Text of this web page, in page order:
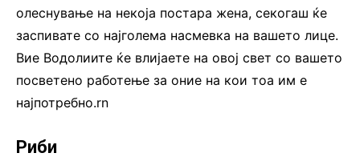
олеснување на некоја постара жена, секогаш ќе
заспивате со најголема насмевка на вашето лице.
Вие Водолиите ќе влијаете на овој свет со вашето
посветено работење за оние на кои тоа им е
најпотребно.rn
Риби